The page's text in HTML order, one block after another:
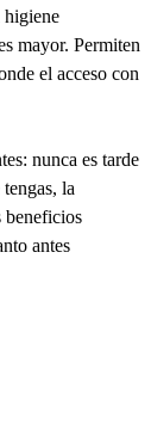
higiene
mayor. Permiten
el acceso con
nunca es tarde
la
beneficios
antes